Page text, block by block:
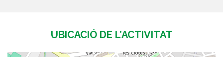
UBICACIÓ DE L’ACTIVITAT